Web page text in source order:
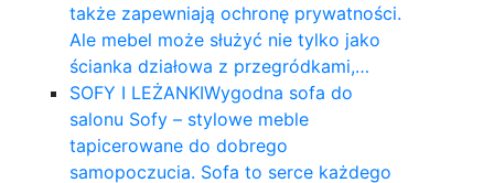
także zapewniają ochronę prywatności.
Ale mebel może służyć nie tylko jako
ścianka działowa z przegródkami,…
SOFY I LEŻANKIWygodna sofa do
salonu Sofy – stylowe meble
tapicerowane do dobrego
samopoczucia. Sofa to serce każdego